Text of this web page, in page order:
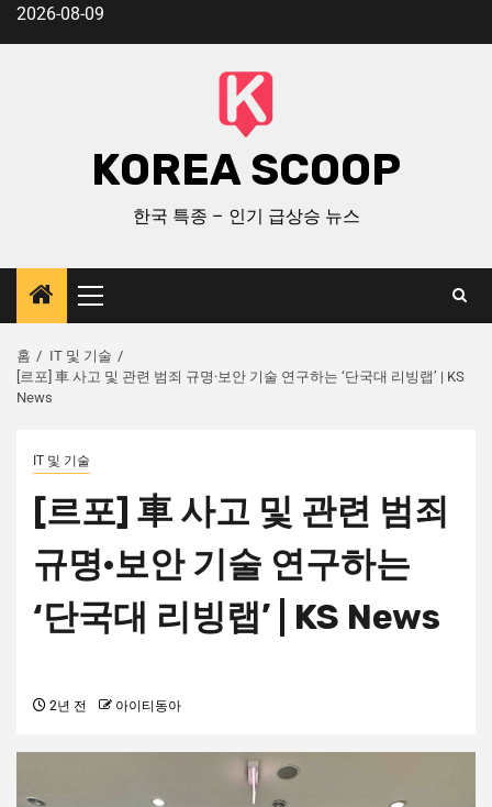
2026-08-09
KOREA SCOOP
한국 특종 – 인기 급상승 뉴스
홈
IT 및 기술
[르포] 車 사고 및 관련 범죄 규명·보안 기술 연구하는 ‘단국대 리빙랩’ | KS
News
IT 및 기술
[르포] 車 사고 및 관련 범죄
규명·보안 기술 연구하는
‘단국대 리빙랩’ | KS News
2년 전 아이티동아